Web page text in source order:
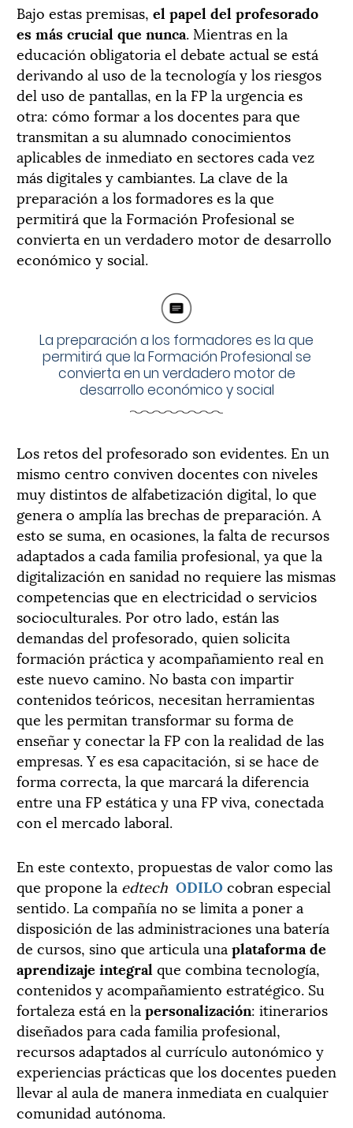
Bajo estas premisas, el papel del profesorado
es más crucial que nunca. Mientras en la
educación obligatoria el debate actual se está
derivando al uso de la tecnología y los riesgos
del uso de pantallas, en la FP la urgencia es
otra: cómo formar a los docentes para que
transmitan a su alumnado conocimientos
aplicables de inmediato en sectores cada vez
más digitales y cambiantes. La clave de la
preparación a los formadores es la que
permitirá que la Formación Profesional se
convierta en un verdadero motor de desarrollo
económico y social.
La preparación a los formadores es la que
permitirá que la Formación Profesional se
convierta en un verdadero motor de
desarrollo económico y social
Los retos del profesorado son evidentes. En un
mismo centro conviven docentes con niveles
muy distintos de alfabetización digital, lo que
genera o amplía las brechas de preparación. A
esto se suma, en ocasiones, la falta de recursos
adaptados a cada familia profesional, ya que la
digitalización en sanidad no requiere las mismas
competencias que en electricidad o servicios
socioculturales. Por otro lado, están las
demandas del profesorado, quien solicita
formación práctica y acompañamiento real en
este nuevo camino. No basta con impartir
contenidos teóricos, necesitan herramientas
que les permitan transformar su forma de
enseñar y conectar la FP con la realidad de las
empresas. Y es esa capacitación, si se hace de
forma correcta, la que marcará la diferencia
entre una FP estática y una FP viva, conectada
con el mercado laboral.
En este contexto, propuestas de valor como las
que propone la edtech ODILOcobran especial
sentido. La compañía no se limita a poner a
disposición de las administraciones una batería
de cursos, sino que articula una plataforma de
aprendizaje integral que combina tecnología,
contenidos y acompañamiento estratégico. Su
fortaleza está en la personalización: itinerarios
diseñados para cada familia profesional,
recursos adaptados al currículo autonómico y
experiencias prácticas que los docentes pueden
llevar al aula de manera inmediata en cualquier
comunidad autónoma.